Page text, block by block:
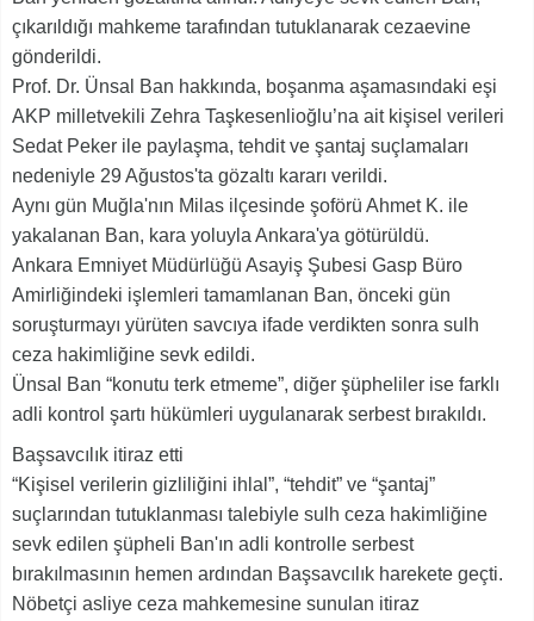
çıkarıldığı mahkeme tarafından tutuklanarak cezaevine
gönderildi.
Prof. Dr. Ünsal Ban hakkında, boşanma aşamasındaki eşi
AKP milletvekili Zehra Taşkesenlioğlu’na ait kişisel verileri
Sedat Peker ile paylaşma, tehdit ve şantaj suçlamaları
nedeniyle 29 Ağustos'ta gözaltı kararı verildi.
Aynı gün Muğla'nın Milas ilçesinde şoförü Ahmet K. ile
yakalanan Ban, kara yoluyla Ankara'ya götürüldü.
Ankara Emniyet Müdürlüğü Asayiş Şubesi Gasp Büro
Amirliğindeki işlemleri tamamlanan Ban, önceki gün
soruşturmayı yürüten savcıya ifade verdikten sonra sulh
ceza hakimliğine sevk edildi.
Ünsal Ban “konutu terk etmeme”, diğer şüpheliler ise farklı
adli kontrol şartı hükümleri uygulanarak serbest bırakıldı.
Başsavcılık itiraz etti
“Kişisel verilerin gizliliğini ihlal”, “tehdit” ve “şantaj”
suçlarından tutuklanması talebiyle sulh ceza hakimliğine
sevk edilen şüpheli Ban'ın adli kontrolle serbest
bırakılmasının hemen ardından Başsavcılık harekete geçti.
Nöbetçi asliye ceza mahkemesine sunulan itiraz